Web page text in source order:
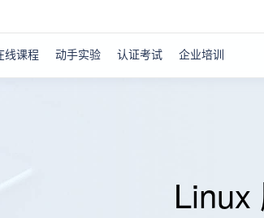
线课程 动手实验 认证考试 企业培训
Linux